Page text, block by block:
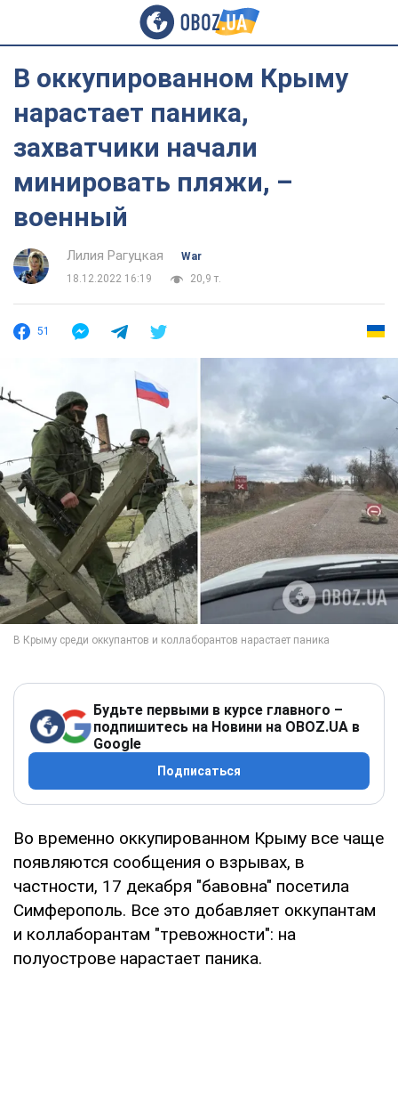
В оккупированном Крыму
нарастает паника,
захватчики начали
минировать пляжи, –
военный
Лилия Рагуцкая
War
18.12.2022 16:19
20,9 т.
51
Будьте первыми в курсе главного –
подпишитесь на Новини на OBOZ.UA в
Google
Подписаться
Во временно оккупированном Крыму все чаще
появляются сообщения о взрывах, в
частности, 17 декабря "бавовна" посетила
Симферополь. Все это добавляет оккупантам
и коллаборантам "тревожности": на
полуострове нарастает паника.